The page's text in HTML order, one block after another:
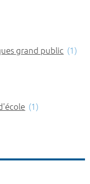
grand public (1)
(1)